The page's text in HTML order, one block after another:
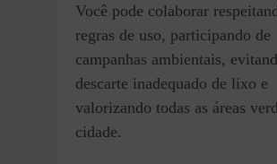
Você pode colaborar
regras de uso, participando de
campanhas ambientais,
descarte inadequado de lixo e
valorizando todas as áreas
cidade.